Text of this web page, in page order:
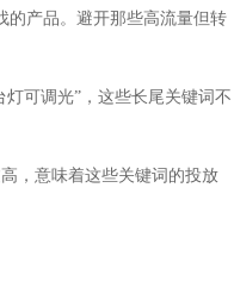
的产品。避开那些高流量但转
可调光”，这些长尾关键词不
，意味着这些关键词的投放